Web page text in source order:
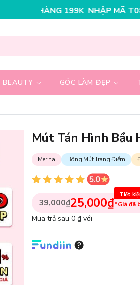
NHẬP MÃ T08FS25K - GIẢM
BEAUTY GÓC LÀM ĐẸP
Mút Tán Hình Bầu
Merina Bông Mút Trang Điểm
39,000₫25,000₫
Tiết
*Giá đã
Mua trả sau 0 ₫ với